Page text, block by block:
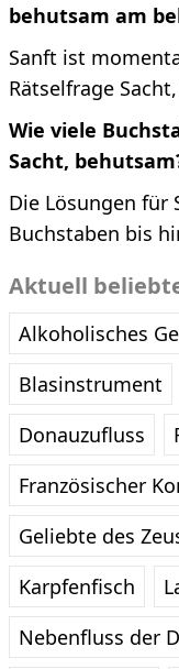
behutsam am
Sanft ist
Rätselfrage
Wie viele
Sacht,
Die Lösungen für
Buchstaben bis
Aktuell
Alkoholisches
Blasinstrument
Donauzufluss
Französischer
Geliebte des
Karpfenfisch
Nebenfluss der